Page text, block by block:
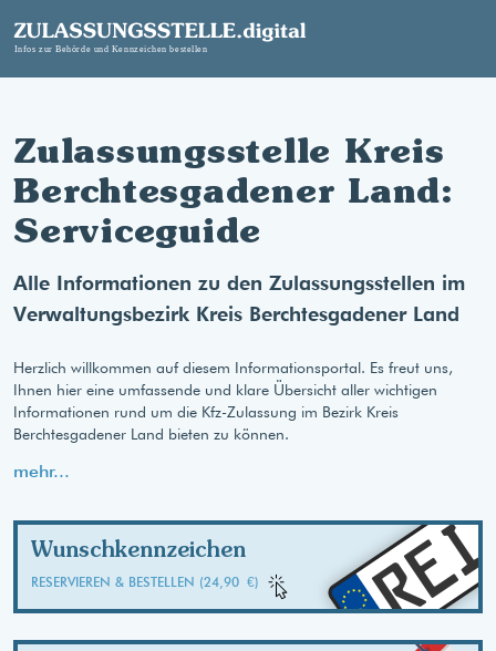
Zulassungsstelle Kreis
Berchtesgadener Land:
Serviceguide
Alle Informationen zu den Zulassungsstellen im
Verwaltungsbezirk Kreis Berchtesgadener Land
Herzlich willkommen auf diesem Informationsportal. Es freut uns,
Ihnen hier eine umfassende und klare Übersicht aller wichtigen
Informationen rund um die Kfz-Zulassung im Bezirk Kreis
Berchtesgadener Land bieten zu können.
mehr...
Wunschkennzeichen
RESERVIEREN & BESTELLEN (24,90 €) REI